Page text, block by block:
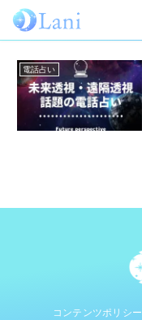
透視
電話占い
コンテンツポリシー